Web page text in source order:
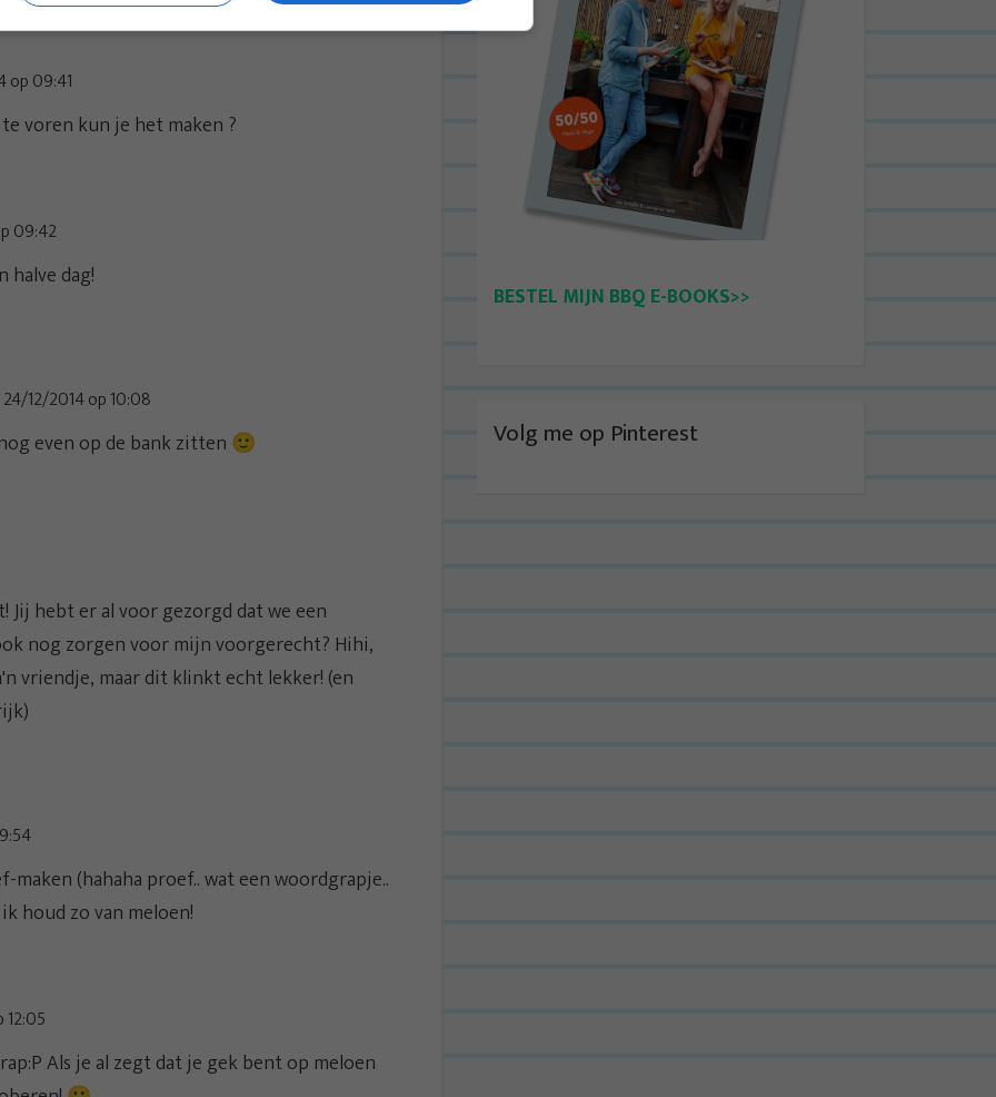
op 09:41
voren kun je het maken ?
09:42
halve dag!
24/12/2014 op 10:08
even op de bank zitten 🙂
hebt er al voor gezorgd dat we een
nog zorgen voor mijn voorgerecht? Hihi,
vriendje, maar dit klinkt echt lekker! (en
maken (hahaha proef.. wat een woordgrapje..
houd zo van meloen!
12:05
Als je al zegt dat je gek bent op meloen
BESTEL MIJN BBQ E-BOOKS>>
Volg me op Pinterest